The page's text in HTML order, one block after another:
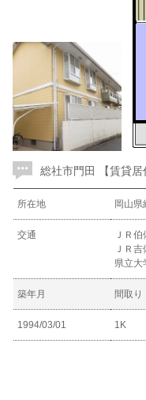
総社市門田 【賃貸居
所在地 岡山
交通
ＪＲ
ＪＲ
県立大
築年月 間取り
1994/03/01 1K